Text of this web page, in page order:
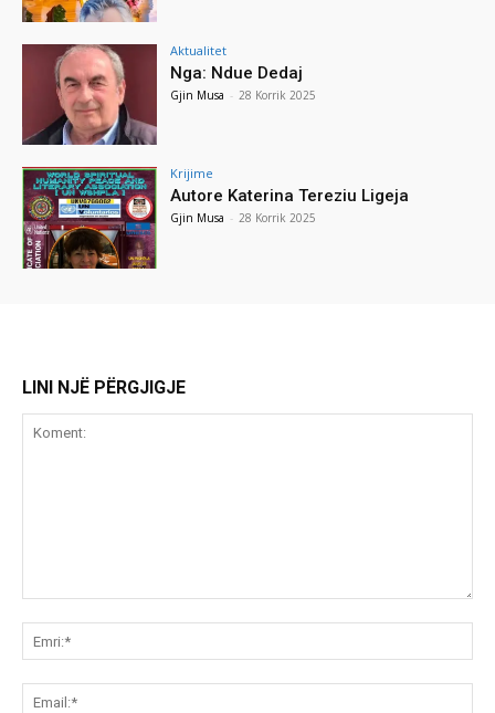
Aktualitet
Nga: Ndue Dedaj
Gjin Musa - 28 Korrik 2025
Krijime
Autore Katerina Tereziu Ligeja
Gjin Musa - 28 Korrik 2025
LINI NJË PËRGJIGJE